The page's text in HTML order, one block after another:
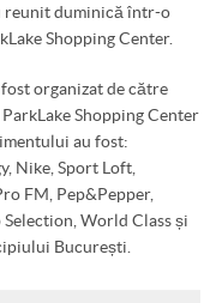
reunit duminică într-o
Shopping Center.
organizat de către
Shopping Center
au fost:
Nike, Sport Loft,
FM, Pep&Pepper,
Selection, World Class și
București.